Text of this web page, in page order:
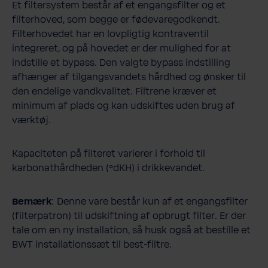
Et filtersystem består af et engangsfilter og et
filterhoved, som begge er fødevaregodkendt.
Filterhovedet har en lovpligtig kontraventil
integreret, og på hovedet er der mulighed for at
indstille et bypass. Den valgte bypass indstilling
afhænger af tilgangsvandets hårdhed og ønsker til
den endelige vandkvalitet. Filtrene kræver et
minimum af plads og kan udskiftes uden brug af
værktøj.
Kapaciteten på filteret varierer i forhold til
karbonathårdheden (°dKH) i drikkevandet.
Bemærk: Denne vare består kun af et engangsfilter
(filterpatron) til udskiftning af opbrugt filter. Er der
tale om en ny installation, så husk også at bestille et
BWT installationssæt til best-filtre.